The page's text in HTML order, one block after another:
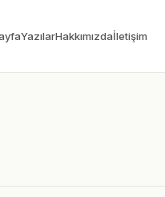
YazılarHakkımızdaİletişim